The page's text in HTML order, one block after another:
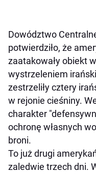
Dowództwo
potwierdziło, że
zaatakowały obiekt
wystrzeleniem
zestrzeliły cztery
w rejonie cieśniny.
charakter
ochronę własnych
broni.
To już drugi
zaledwie trzech dni.